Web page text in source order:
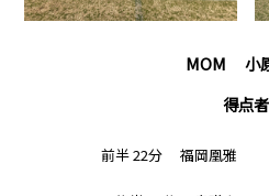
MOM 小
得点者
前半 22分 福岡凰雅